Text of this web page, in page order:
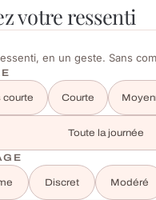
votre ressenti
en un geste. Sans
courte Courte
Toute la journée
Discret Modéré